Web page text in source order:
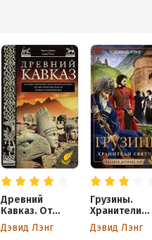
Древний
Кавказ. От
доисторически
х поселений
Дэвид Лэнг
Грузины.
Хранители
святынь
Дэвид Лэнг